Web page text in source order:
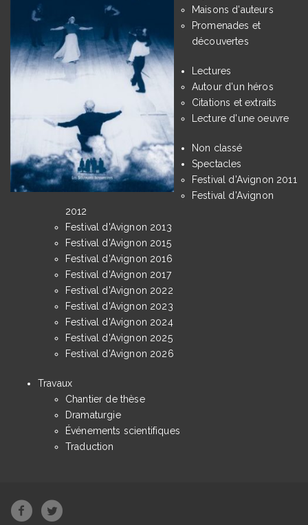
Maisons d'auteurs
Promenades et
découvertes
Lectures
Autour d'un héros
Citations et extraits
Lecture d'une oeuvre
Non classé
Spectacles
Festival d'Avignon 2011
Festival d'Avignon
2012
Festival d'Avignon 2013
Festival d'Avignon 2015
Festival d'Avignon 2016
Festival d'Avignon 2017
Festival d'Avignon 2022
Festival d'Avignon 2023
Festival d'Avignon 2024
Festival d'Avignon 2025
Festival d'Avignon 2026
Travaux
Chantier de thèse
Dramaturgie
Événements scientifiques
Traduction